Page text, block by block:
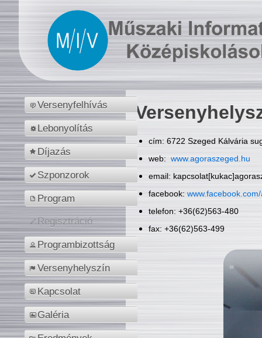
Versenyfelhívás
Lebonyolítás
Díjazás
Szponzorok
Program
Regisztráció
Programbizottság
Versenyhelyszín
Kapcsolat
Galéria
cím: 6722 Szeged Kálvária
web: www.agoraszeged.hu
email:
facebook:
telefon: +36(62)563-480
fax: +36(62)563-499